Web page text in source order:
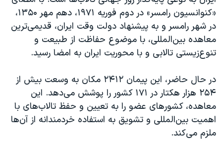
«کنوانسیون رامسر» در دوم فوریه ۱۹۷۱، دهم مهر ۱۳۵۰،
در شهر رامسر و به پیشنهاد دولت وقت ایران، قدیمی‌ترین
معاهده بین‌المللی، با موضوع حفاظت از طبیعت و
تنوع‌زیستی تالابی و با محوریت ایران به امضا رسید.
در حال حاضر، این پیمان ۲۴۱۲ مکان به وسعت بیش از
۲۵۴ هزار هکتار در ۱۷۱ کشور را پوشش می‌دهد. این
معاهده، کشورهای عضو را به تعیین و حفظ تالاب‌های با
اهمیت بین‌المللی و تشویق به استفاده خردمندانه از آن‌ها
ملزم می‌کند.